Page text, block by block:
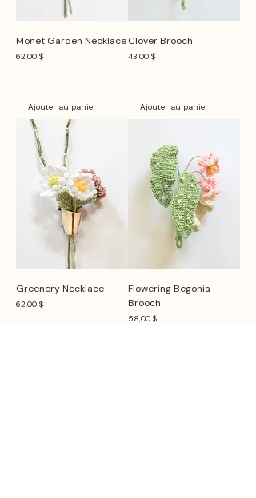
Monet Garden Necklace
Prix
62,00 $
Ajouter au panier
Clover Brooch
Prix
43,00 $
Ajouter au panier
Greenery Necklace
Prix
62,00 $
Flowering Begonia
Brooch
Prix
58,00 $